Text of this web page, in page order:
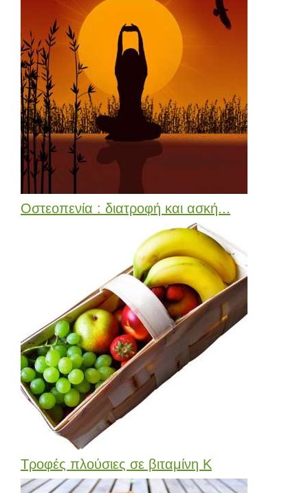
Οστεοπενία : διατροφή και ασκή...
Τροφές πλούσιες σε βιταμίνη Κ